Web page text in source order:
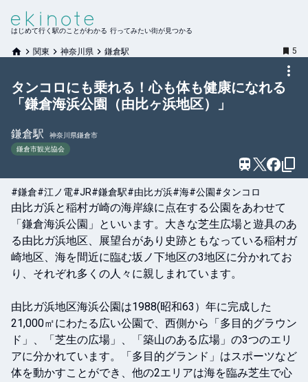
はじめて行く駅のことがわかる 行ってみたい街が見つかる
関東 神奈川県 鎌倉駅 5
タンコロにも乗れる！心も体も健康になれる
「鎌倉海浜公園（由比ヶ浜地区）」
鎌倉駅
神奈川県鎌倉市
鎌倉市観光協会
#鎌倉#江ノ電#JR#鎌倉駅#由比ガ浜#海#公園#タンコロ
由比ガ浜と稲村ガ崎の海岸線に点在する公園をあわせて
「鎌倉海浜公園」といいます。大きな芝生広場と遊具のあ
る由比ガ浜地区、展望台があり史跡ともなっている稲村ガ
崎地区、海を間近に臨む坂ノ下地区の3地区に分かれてお
り、それぞれ多くの人々に親しまれています。
由比ガ浜地区海浜公園は1988(昭和63）年に完成した
21,000㎡にわたる広い公園で、西側から「多目的グラウン
ド」、「芝生の広場」、「築山のある広場」の3つのエリ
アに分かれています。「多目的グランド」はスポーツなど
体を動かすことができ、他の2エリアは海を臨み芝生で心